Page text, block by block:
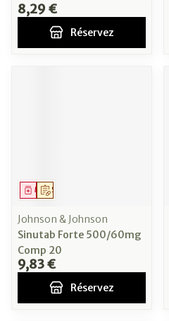
8,29 €
Réservez
Sur prescription
Médicament
Johnson & Johnson
Sinutab Forte 500/60mg
Comp 20
9,83 €
Réservez